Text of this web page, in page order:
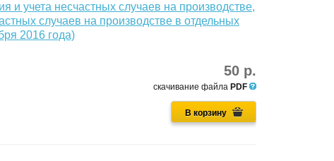
учета несчастных случаев на производстве,
случаев на производстве в отдельных
2016 года)
50 р.
скачивание файла PDF
В корзину